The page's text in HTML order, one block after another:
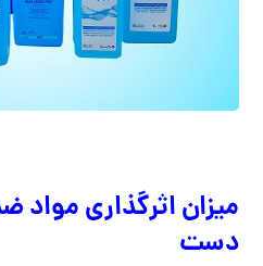
میزان اثرگذاری مواد
دست